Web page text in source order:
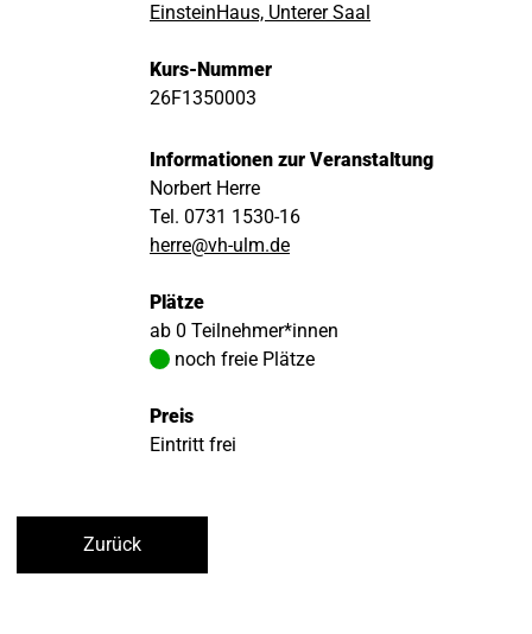
EinsteinHaus, Unterer Saal
Kurs-Nummer
26F1350003
Informationen zur Veranstaltung
Norbert Herre
Tel. 0731 1530-16
herre@vh-ulm.de
Plätze
ab 0 Teilnehmer*innen
noch freie Plätze
Preis
Eintritt frei
Zurück